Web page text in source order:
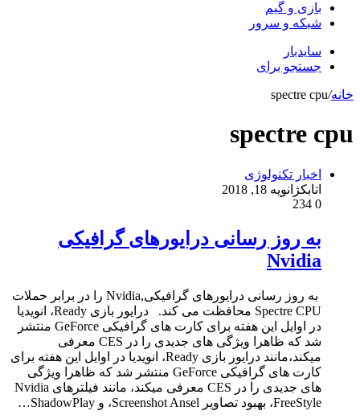
بازی و گیم
شبکه و سرور
سایدبار
جستجو برای
خانه/
spectre cpu
spectre cpu
اخبار تکنولوژی
اتابکژانویه 18, 2018
0
به روز رسانی درایورهای گرافیکی
Nvidia
به روز رسانی درایورهای گرافیکی,Nvidia را در برابر حملات
Spectre CPU محافظت می کند. درایور بازی Ready، انویدیا
در اوایل این هفته برای کارت های گرافیکی GeForce منتشر
شد که ظاهرا ویژگی های جدیدی را در CES معرفی
میکند،مانند درایور بازی Ready، انویدیا در اوایل این هفته برای
کارت های گرافیکی GeForce منتشر شد که ظاهرا ویژگی
های جدیدی را در CES معرفی میکند، مانند فیلترهای Nvidia
FreeStyle، بهبود تصاویر Screenshot Ansel، و ShadowPlay…